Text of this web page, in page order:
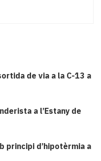
de via a la C-13 a
a l’Estany de
principi d’hipotèrmia a